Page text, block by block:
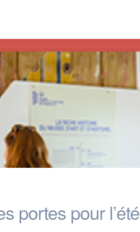
portes pour l’été